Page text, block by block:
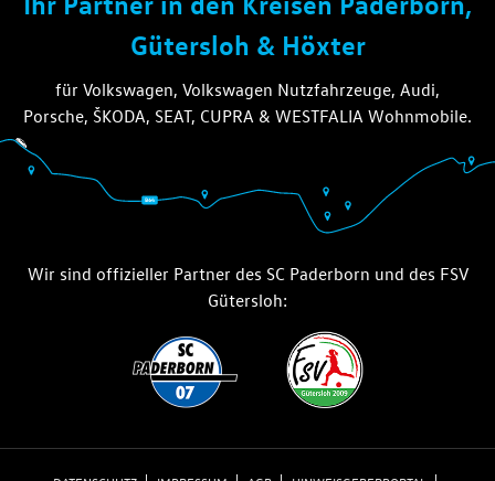
Gütersloh & Höxter
für Volkswagen, Volkswagen Nutzfahrzeuge, Audi,
Porsche, ŠKODA, SEAT, CUPRA & WESTFALIA Wohnmobile.
Wir sind offizieller Partner des SC Paderborn und des FSV
Gütersloh: